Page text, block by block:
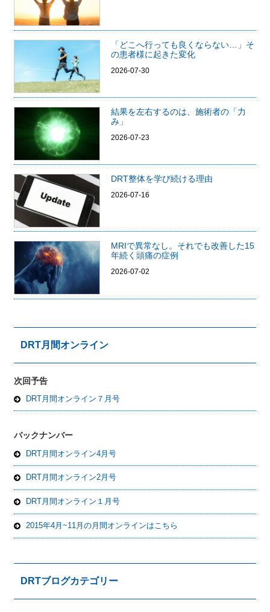
「どこへ行っても良くならない…」そ
の患者様に起きた変化
2026-07-30
結果を左右するのは、施術者の「力
み」
2026-07-23
DRT整体を学び続ける理由
2026-07-16
MRIで異常なし。それでも改善した15
年続く頭痛の症例
2026-07-02
DRT月間オンライン
次回予告
DRT月間オンライン７月号
バックナンバー
DRT月間オンライン4月号
DRT月間オンライン2月号
DRT月間オンライン１月号
2015年4月~11月の月間オンラインはこちら
DRTブログカテゴリー